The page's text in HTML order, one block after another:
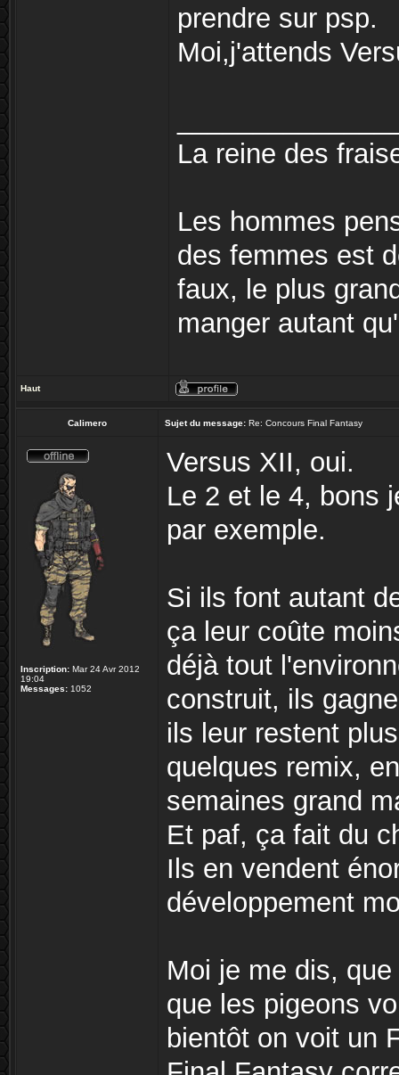
prendre sur psp.
Moi,j'attends
La reine des
Les hommes
des femmes est
faux, le plus
manger autant
Haut
Calimero Sujet du message: Re: Concours Final Fantasy
Inscription: Mar 24 Avr 2012
19:04
Messages: 1052
Versus XII, oui.
Le 2 et le 4, bons
par exemple.
Si ils font autant
ça leur coûte
déjà tout
construit, ils
ils leur restent
quelques remix,
semaines grand
Et paf, ça fait du
Ils en vendent
développement
Moi je me dis,
que les pigeons
bientôt on voit un